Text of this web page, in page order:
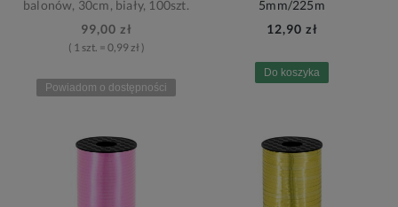
balonów, 30cm, biały, 100szt.
99,00 zł
( 1 szt. = 0,99 zł )
Powiadom o dostępności
5mm/225m
12,90 zł
Do koszyka